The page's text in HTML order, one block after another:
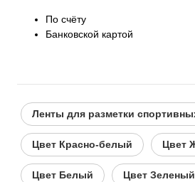
По счёту
Банковской картой
Ленты для разметки
Цвет Красно-белый Цвет
Цвет Белый Цвет Зеленый